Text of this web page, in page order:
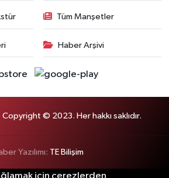
Tüm Manşetler
Haber Arşivi
Copyright © 2023. Her hakkı saklıdır.
Yazılımı: TE Bilişim
için çerezlerden